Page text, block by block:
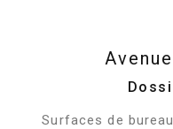
Surfaces de